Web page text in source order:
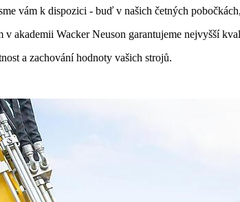
vám k dispozici - buď v našich četných
akademii Wacker Neuson garantujeme nejvyšší
a zachování hodnoty vašich strojů.